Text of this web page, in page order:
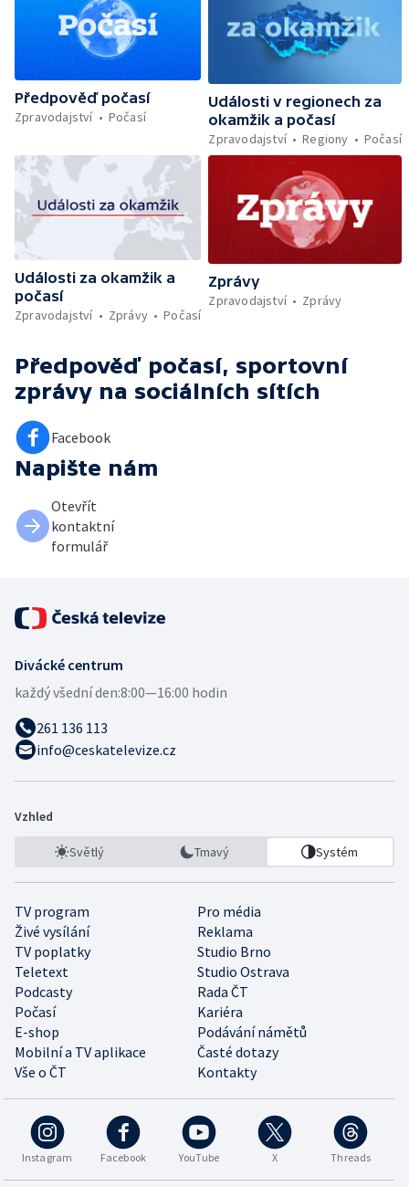
Předpověď počasí
Zpravodajství
Počasí
Události v regionech za
okamžik a počasí
Zpravodajství
Regiony Počasí
Události za okamžik a
počasí
Zpravodajství
Zprávy Počasí
Zprávy
Zpravodajství
Zprávy
Předpověď počasí, sportovní
zprávy na sociálních sítích
Facebook
Napište nám
Otevřít
kontaktní
formulář
Divácké centrum
každý všední den:8:00—16:00 hodin
261 136 113
info@ceskatelevize.cz
Vzhled
Světlý Tmavý Systém
TV program
Pro média
Živé vysílání
Reklama
TV poplatky
Studio Brno
Teletext
Studio Ostrava
Podcasty
Rada ČT
Počasí
Kariéra
E-shop
Podávání námětů
Mobilní a TV aplikace
Časté dotazy
Vše o ČT
Kontakty
Instagram Facebook YouTube X Threads